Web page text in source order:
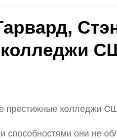
престижные колледжи
они не